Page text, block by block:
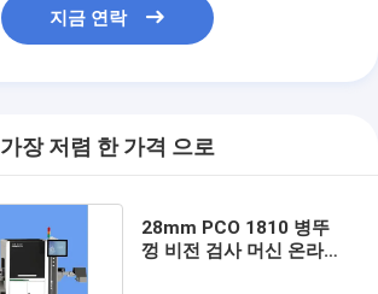
지금 연락
가장 저렴 한 가격 으로
28mm PCO 1810 병뚜
껑 비전 검사 머신 온라인